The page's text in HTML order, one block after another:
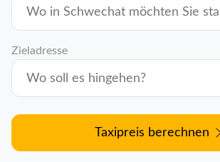
Zieladresse
Taxipreis berechnen